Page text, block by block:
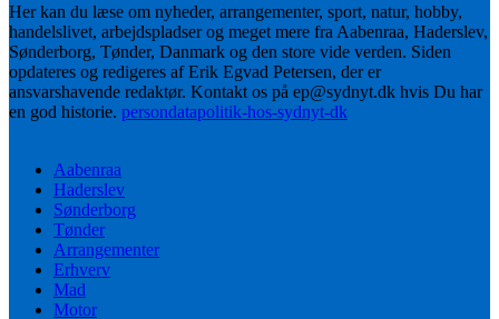
Her kan du læse om nyheder, arrangementer, sport, natur, hobby,
handelslivet, arbejdspladser og meget mere fra Aabenraa, Haderslev,
Sønderborg, Tønder, Danmark og den store vide verden. Siden
opdateres og redigeres af Erik Egvad Petersen, der er
ansvarshavende redaktør. Kontakt os på ep@sydnyt.dk hvis Du har
en god historie. persondatapolitik-hos-sydnyt-dk
Aabenraa
Haderslev
Sønderborg
Tønder
Arrangementer
Erhverv
Mad
Motor